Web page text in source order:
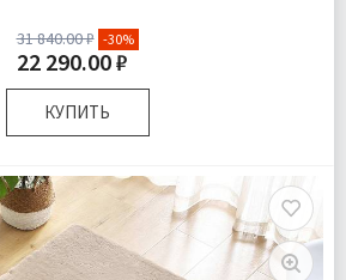
31 840.00 ₽ -30%
22 290.00 ₽
КУПИТЬ
2050 гр/м
Коврик 1 шт
Искусcтвенный мех
Бесплатно